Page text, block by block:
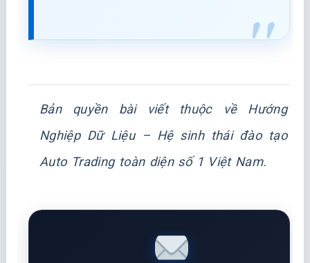
Bản quyền bài viết thuộc về Hướng
Nghiệp Dữ Liệu– Hệ sinh thái đào tạo
Auto Trading toàn diện số 1 Việt Nam.